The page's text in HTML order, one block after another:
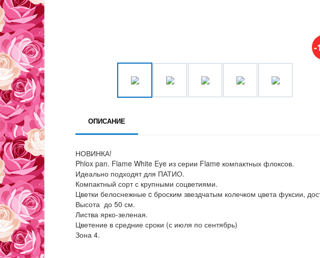
-
ОПИСАНИЕ
НОВИНКА!
Phlox pan. Flame White Eye из серии Flame компактных флоксов.
Идеально подходят для ПАТИО.
Компактный сорт с крупными соцветиями.
Цветки белоснежные c броским звездчатым колечком цвета фуксии,
Высота до 50 см.
Листва ярко-зеленая.
Цветение в средние сроки (с июля по сентябрь)
Зона 4.